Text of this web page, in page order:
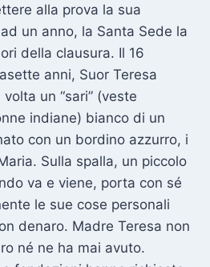
alla prova la sua
un anno, la Santa Sede la
della clausura. Il 16
anni, Suor Teresa
un “sari” (veste
indiane) bianco di un
con un bordino azzurro, i
Sulla spalla, un piccolo
va e viene, porta con sé
le sue cose personali
denaro. Madre Teresa non
né ne ha mai avuto.